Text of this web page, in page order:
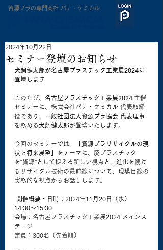
​資源プラの専門商社 パナ・ケミカル
セミナー登壇のお知らせ
2024年10月22日
犬飼健太郎が名古屋プラスチック工業展2024に
登壇します
このたび、 名古屋プラスチック工業展2024 主催
セミナーに、株式会社パナ・ケミカル 代表取締
役であり、 一般社団法人資源プラ協会 代表理事
を務める 犬飼健太郎が登壇いたします。
今回のセミナーでは、
「資源プラリサイクルの現
状と将来展望」
をテーマに、廃プラスチック
を“資源”として捉える新しい視点と、進化を続け
るリサイクル技術の最前線について、現場目線の
実務的な視点からお話しします。
開催概要 ・日時：2024年11月20日（水）
14:30〜15:30
会場：名古屋プラスチック工業展2024 メインス
テージ
定員：300名（先着順）